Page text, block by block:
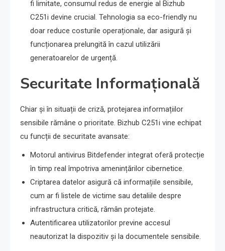
fi limitate, consumul redus de energie al Bizhub
C251i devine crucial. Tehnologia sa eco-friendly nu
doar reduce costurile operaționale, dar asigură și
funcționarea prelungită în cazul utilizării
generatoarelor de urgență.
Securitate Informațională
Chiar și în situații de criză, protejarea informațiilor
sensibile rămâne o prioritate. Bizhub C251i vine echipat
cu funcții de securitate avansate:
Motorul antivirus Bitdefender integrat oferă protecție
în timp real împotriva amenințărilor cibernetice.
Criptarea datelor asigură că informațiile sensibile,
cum ar fi listele de victime sau detaliile despre
infrastructura critică, rămân protejate.
Autentificarea utilizatorilor previne accesul
neautorizat la dispozitiv și la documentele sensibile.